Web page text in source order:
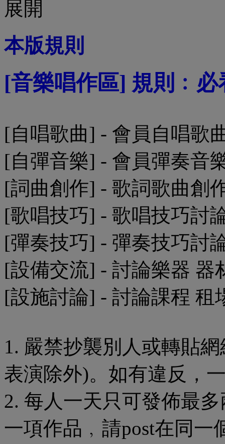
本版規則
[音樂唱作區] 規則﹕必
[自唱歌曲] - 會員自唱歌
[自彈音樂] - 會員彈奏音
[詞曲創作] - 歌詞歌曲創
[歌唱技巧] - 歌唱技巧討
[彈奏技巧] - 彈奏技巧討
[設備交流] - 討論樂器 器
[設施討論] - 討論課程 租
1. 嚴禁抄襲別人或轉貼
表演除外)。如有違反，
2. 每人一天只可發佈最
一項作品﹐請post在同